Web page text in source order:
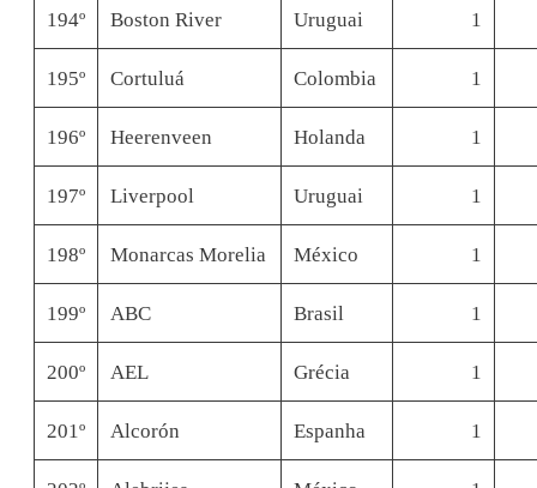
194º Boston River Uruguai 1
195º Cortuluá Colombia 1
196º Heerenveen Holanda 1
197º Liverpool Uruguai 1
198º Monarcas Morelia México 1
199º ABC Brasil 1
200º AEL Grécia 1
201º Alcorón Espanha 1